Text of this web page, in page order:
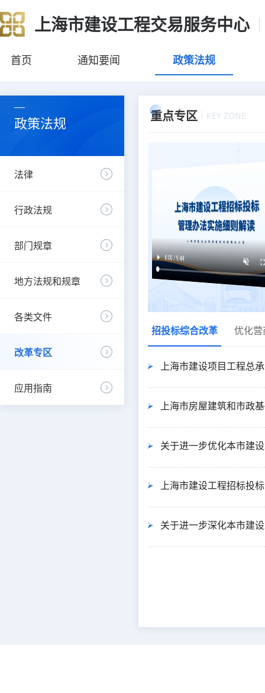
上海市建设工程交易服务中心
首页 通知要闻 政策法规
政策法规
法律
行政法规
部门规章
地方法规和规章
各类文件
改革专区
应用指南
重点专区 KEY ZONE
招投标综合改革 优化
上海市建设项目工程总
上海市房屋建筑和市政
关于进一步优化本市建
上海市建设工程招标投
关于进一步深化本市建